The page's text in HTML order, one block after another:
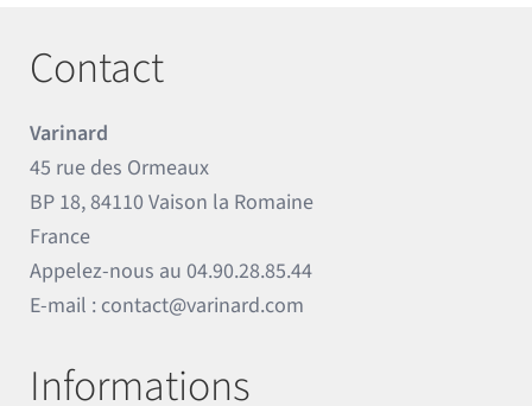
Contact
Varinard
45 rue des Ormeaux
BP 18, 84110 Vaison la Romaine
France
Appelez-nous au04.90.28.85.44
E-mail : contact@varinard.com
Informations